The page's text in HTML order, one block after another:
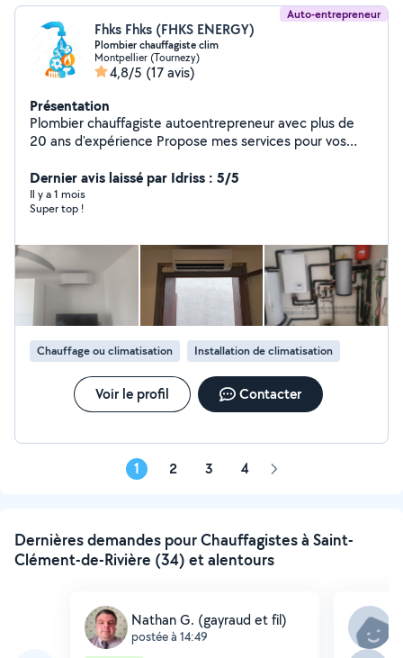
Auto-entrepreneur
Fhks Fhks (FHKS ENERGY)
Plombier chauffagiste clim
Montpellier (Tournezy)
4,8/5 (17 avis)
Présentation
Plombier chauffagiste autoentrepreneur avec plus de
20 ans d'expérience Propose mes services pour vos
de fuites installation climatisation plomberie chauffage
gaz et électricité Travail soigné Satisfaction client Bon
sens du relationnel
Dernier avis laissé par Idriss : 5/5
Il y a 1 mois
Super top !
Chauffage ou climatisation Installation de climatisation
Voir le profil Contacter
1 2 3 4 Page
Dernières demandes pour Chauffagistes à Saint-
Clément-de-Rivière (34) et alentours
Nathan G. (gayraud et fil)
postée à 14:49